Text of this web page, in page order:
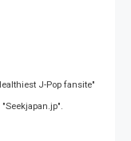
J-Pop fansite"